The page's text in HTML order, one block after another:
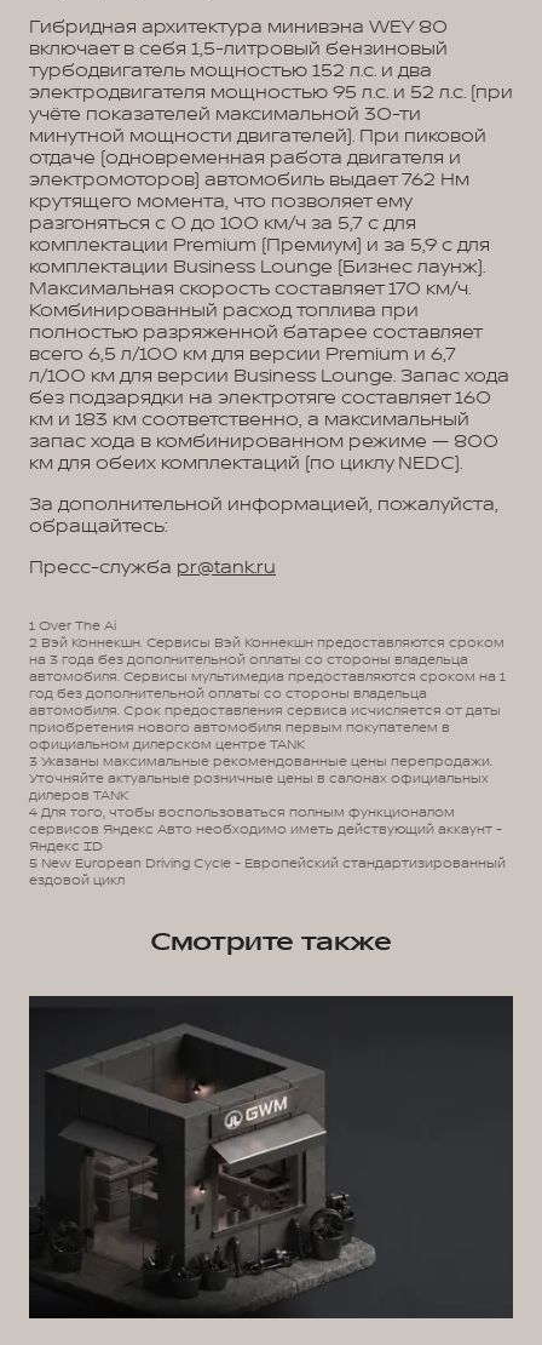
Гибридная архитектура минивэна WEY 80
включает в себя 1,5-литровый бензиновый
турбодвигатель мощностью 152 л.с. и два
электродвигателя мощностью 95 л.с. и 52 л.с. (при
учёте показателей максимальной 30-ти
минутной мощности двигателей). При пиковой
отдаче (одновременная работа двигателя и
электромоторов) автомобиль выдает 762 Нм
крутящего момента, что позволяет ему
разгоняться с 0 до 100 км/ч за 5,7 с для
комплектации Premium (Премиум) и за 5,9 с для
комплектации Business Lounge (Бизнес лаунж).
Максимальная скорость составляет 170 км/ч.
Комбинированный расход топлива при
полностью разряженной батарее составляет
всего 6,5 л/100 км для версии Premium и 6,7
л/100 км для версии Business Lounge. Запас хода
без подзарядки на электротяге составляет 160
км и 183 км соответственно, а максимальный
запас хода в комбинированном режиме — 800
км для обеих комплектаций (по циклу NEDC).
За дополнительной информацией, пожалуйста,
обращайтесь:
Пресс-служба pr@tank.ru
1 Over The Ai
2 Вэй Коннекшн. Сервисы Вэй Коннекшн предоставляются сроком
на 3 года без дополнительной оплаты со стороны владельца
автомобиля. Сервисы мультимедиа предоставляются сроком на 1
год без дополнительной оплаты со стороны владельца
автомобиля. Срок предоставления сервиса исчисляется от даты
приобретения нового автомобиля первым покупателем в
официальном дилерском центре TANK
3 Указаны максимальные рекомендованные цены перепродажи.
Уточняйте актуальные розничные цены в салонах официальных
дилеров TANK
4 Для того, чтобы воспользоваться полным функционалом
сервисов Яндекс Авто необходимо иметь действующий аккаунт -
Яндекс ID
5 New European Driving Cycle - Европейский стандартизированный
ездовой цикл
Смотрите также